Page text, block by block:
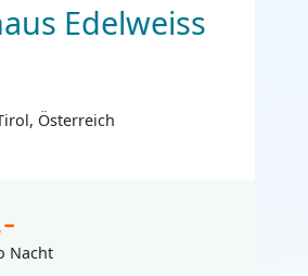
Edelweiss
Österreich
Nacht